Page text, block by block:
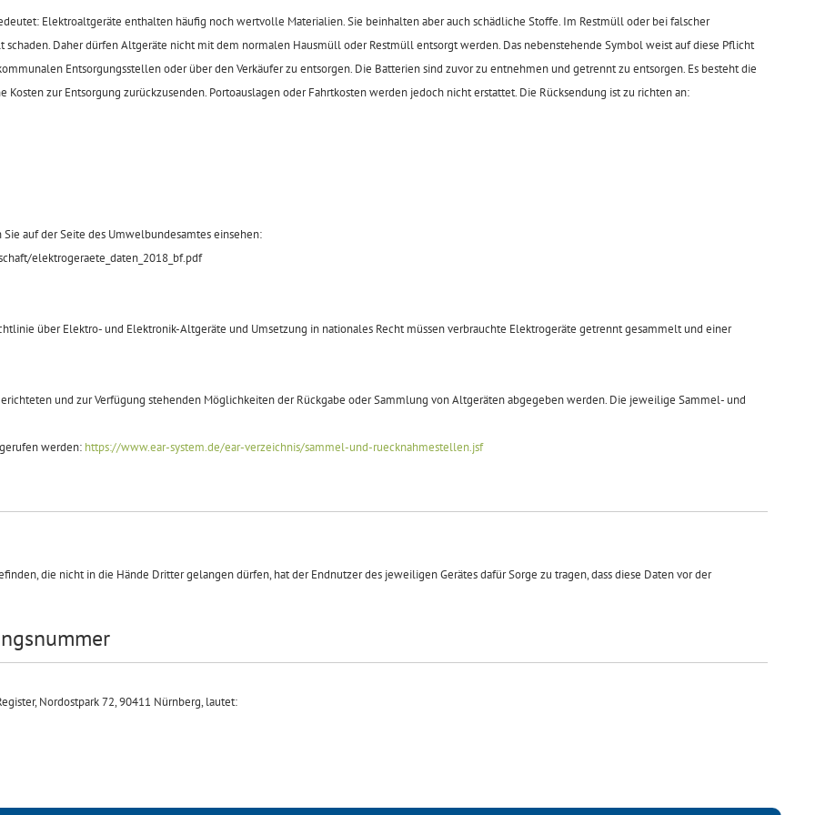
Elektroaltgeräte enthalten häufig noch wertvolle Materialien. Sie beinhalten aber auch schädliche Stoffe. Im Restmüll oder bei falscher
Daher dürfen Altgeräte nicht mit dem normalen Hausmüll oder Restmüll entsorgt werden. Das nebenstehende Symbol weist auf diese Pflicht
Entsorgungsstellen oder über den Verkäufer zu entsorgen. Die Batterien sind zuvor zu entnehmen und getrennt zu entsorgen. Es besteht die
zur Entsorgung zurückzusenden. Portoauslagen oder Fahrtkosten werden jedoch nicht erstattet. Die Rücksendung ist zu richten an:
auf der Seite des Umwelbundesamtes einsehen:
elektrogeraete_daten_2018_bf.pdf
über Elektro- und Elektronik-Altgeräte und Umsetzung in nationales Recht müssen verbrauchte Elektrogeräte getrennt gesammelt und einer
und zur Verfügung stehenden Möglichkeiten der Rückgabe oder Sammlung von Altgeräten abgegeben werden. Die jeweilige Sammel- und
werden: https://www.ear-system.de/ear-verzeichnis/sammel-und-ruecknahmestellen.jsf
die nicht in die Hände Dritter gelangen dürfen, hat der Endnutzer des jeweiligen Gerätes dafür Sorge zu tragen, dass diese Daten vor der
Nordostpark 72, 90411 Nürnberg, lautet: